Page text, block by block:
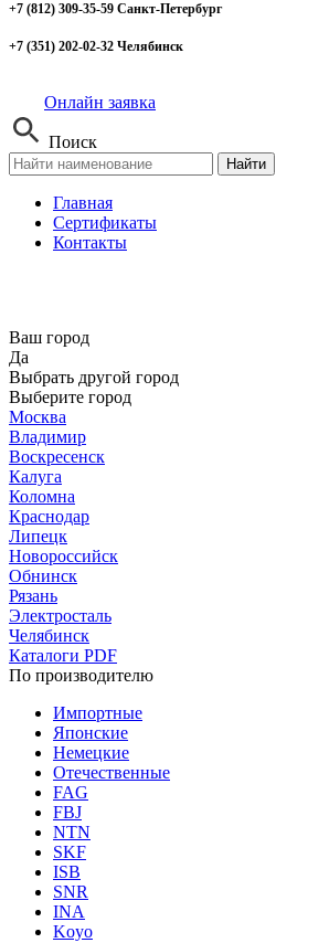
+7 (812) 309-35-59 Санкт-Петербург
+7 (351) 202-02-32 Челябинск
Онлайн заявка
Поиск
Найти
Главная
Сертификаты
Контакты
Ваш город
Да
Выбрать другой город
Выберите город
Москва
Владимир
Воскресенск
Калуга
Коломна
Краснодар
Липецк
Новороссийск
Обнинск
Рязань
Электросталь
Челябинск
Каталоги PDF
По производителю
Импортные
Японские
Немецкие
Отечественные
FAG
FBJ
NTN
SKF
ISB
SNR
INA
Koyo